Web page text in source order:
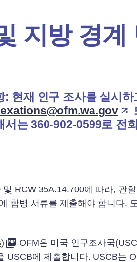
지방 경계
: 현재 인구 조사를 실시
서는 360-902-0599로 전
및 RCW 35A.14.700에 따라, 관
합병 서류를 제출해야 합니다.
OFM은 미국 인구조사국
USCB에 제출합니다. USCB는